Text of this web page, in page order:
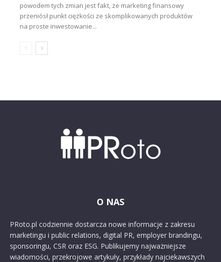
powodem tych zmian jest fakt, że marketing finansowy
przeniósł punkt ciężkości ze skomplikowanych produktów
na proste inwestowanie...
O NAS
PRoto.pl codziennie dostarcza nowe informacje z zakresu
marketingu i public relations, digital PR, employer brandingu,
sponsoringu, CSR oraz ESG. Publikujemy najważniejsze
wiadomości, przekrojowe artykuły, przykłady najciekawszych